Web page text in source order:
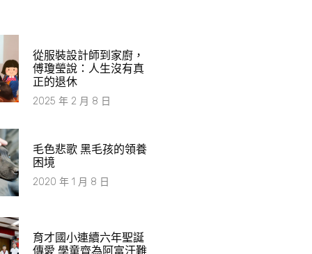
從服裝設計師到家廚，
傅瓊瑩說：人生沒有真
正的退休
2025 年 2 月 8 日
毛色悲歌 黑毛孩的領養
困境
2020 年 1 月 8 日
育才國小連續六年聖誕
傳愛 學童齊為阿富汗難